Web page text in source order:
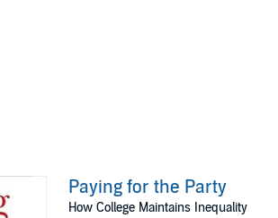
Paying for the Party
How College Maintains Inequality